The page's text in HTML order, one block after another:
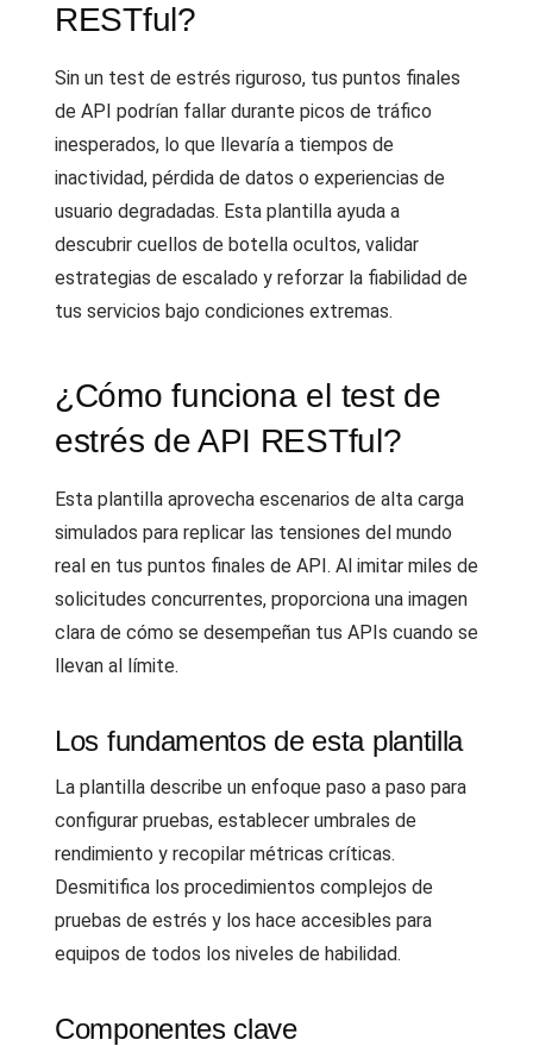
RESTful?
Sin un test de estrés riguroso, tus puntos finales
de API podrían fallar durante picos de tráfico
inesperados, lo que llevaría a tiempos de
inactividad, pérdida de datos o experiencias de
usuario degradadas. Esta plantilla ayuda a
descubrir cuellos de botella ocultos, validar
estrategias de escalado y reforzar la fiabilidad de
tus servicios bajo condiciones extremas.
¿Cómo funciona el test de
estrés de API RESTful?
Esta plantilla aprovecha escenarios de alta carga
simulados para replicar las tensiones del mundo
real en tus puntos finales de API. Al imitar miles de
solicitudes concurrentes, proporciona una imagen
clara de cómo se desempeñan tus APIs cuando se
llevan al límite.
Los fundamentos de esta plantilla
La plantilla describe un enfoque paso a paso para
configurar pruebas, establecer umbrales de
rendimiento y recopilar métricas críticas.
Desmitifica los procedimientos complejos de
pruebas de estrés y los hace accesibles para
equipos de todos los niveles de habilidad.
Componentes clave